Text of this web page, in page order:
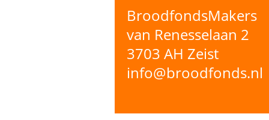
BroodfondsMakers
van Renesselaan 2
3703 AH Zeist
info@broodfonds.nl